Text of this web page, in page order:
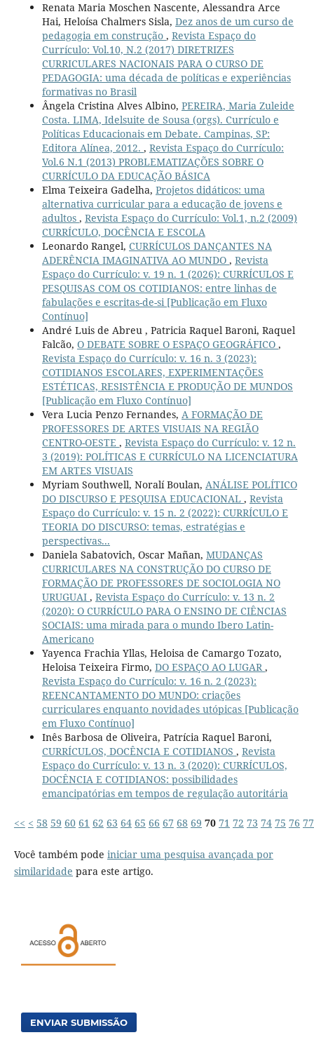
Renata Maria Moschen Nascente, Alessandra Arce
Hai, Heloísa Chalmers Sisla, Dez anos de um curso de
pedagogia em construção , Revista Espaço do
Currículo: Vol.10, N.2 (2017) DIRETRIZES
CURRICULARES NACIONAIS PARA O CURSO DE
PEDAGOGIA: uma década de políticas e experiências
formativas no Brasil
Ângela Cristina Alves Albino, PEREIRA, Maria Zuleide
Costa. LIMA, Idelsuite de Sousa (orgs). Currículo e
Políticas Educacionais em Debate. Campinas, SP:
Editora Alínea, 2012. , Revista Espaço do Currículo:
Vol.6 N.1 (2013) PROBLEMATIZAÇÕES SOBRE O
CURRÍCULO DA EDUCAÇÃO BÁSICA
Elma Teixeira Gadelha, Projetos didáticos: uma
alternativa curricular para a educação de jovens e
adultos , Revista Espaço do Currículo: Vol.1, n.2 (2009)
CURRÍCULO, DOCÊNCIA E ESCOLA
Leonardo Rangel, CURRÍCULOS DANÇANTES NA
ADERÊNCIA IMAGINATIVA AO MUNDO , Revista
Espaço do Currículo: v. 19 n. 1 (2026): CURRÍCULOS E
PESQUISAS COM OS COTIDIANOS: entre linhas de
fabulações e escritas-de-si [Publicação em Fluxo
Contínuo]
André Luis de Abreu , Patricia Raquel Baroni, Raquel
Falcão, O DEBATE SOBRE O ESPAÇO GEOGRÁFICO ,
Revista Espaço do Currículo: v. 16 n. 3 (2023):
COTIDIANOS ESCOLARES, EXPERIMENTAÇÕES
ESTÉTICAS, RESISTÊNCIA E PRODUÇÃO DE MUNDOS
[Publicação em Fluxo Contínuo]
Vera Lucia Penzo Fernandes, A FORMAÇÃO DE
PROFESSORES DE ARTES VISUAIS NA REGIÃO
CENTRO-OESTE , Revista Espaço do Currículo: v. 12 n.
3 (2019): POLÍTICAS E CURRÍCULO NA LICENCIATURA
EM ARTES VISUAIS
Myriam Southwell, Noralí Boulan, ANÁLISE POLÍTICO
DO DISCURSO E PESQUISA EDUCACIONAL , Revista
Espaço do Currículo: v. 15 n. 2 (2022): CURRÍCULO E
TEORIA DO DISCURSO: temas, estratégias e
perspectivas...
Daniela Sabatovich, Oscar Mañan, MUDANÇAS
CURRICULARES NA CONSTRUÇÃO DO CURSO DE
FORMAÇÃO DE PROFESSORES DE SOCIOLOGIA NO
URUGUAI , Revista Espaço do Currículo: v. 13 n. 2
(2020): O CURRÍCULO PARA O ENSINO DE CIÊNCIAS
SOCIAIS: uma mirada para o mundo Ibero Latin-
Americano
Yayenca Frachia Yllas, Heloisa de Camargo Tozato,
Heloisa Teixeira Firmo, DO ESPAÇO AO LUGAR,
Revista Espaço do Currículo: v. 16 n. 2 (2023):
REENCANTAMENTO DO MUNDO: criações
curriculares enquanto novidades utópicas [Publicação
em Fluxo Contínuo]
Inês Barbosa de Oliveira, Patrícia Raquel Baroni,
CURRÍCULOS, DOCÊNCIA E COTIDIANOS , Revista
Espaço do Currículo: v. 13 n. 3 (2020): CURRÍCULOS,
DOCÊNCIA E COTIDIANOS: possibilidades
emancipatórias em tempos de regulação autoritária
<< < 58 59 60 61 62 63 64 65 66 67 68 69 70 71 72 73 74 75 76 77
Você também pode iniciar uma pesquisa avançada por
similaridade para este artigo.
ENVIAR SUBMISSÃO